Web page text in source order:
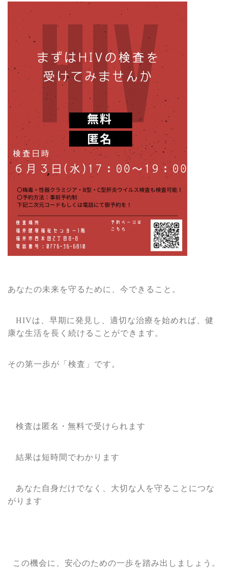
あなたの未来を守るために、今できること。
HIVは、早期に発見し、適切な治療を始めれば、健
康な生活を長く続けることができます。
その第一歩が「検査」です。
検査は匿名・無料で受けられます
結果は短時間でわかります
あなた自身だけでなく、大切な人を守ることにつな
がります
この機会に、安心のための一歩を踏み出しましょう。